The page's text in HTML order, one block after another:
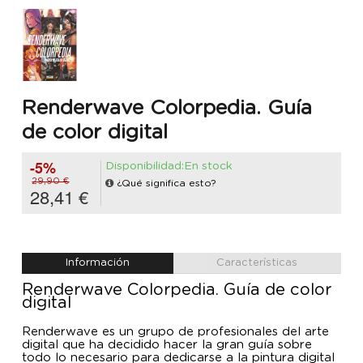
Renderwave Colorpedia. Guía
de color digital
-5%
29,90 €
28,41 €
Disponibilidad:En stock
¿Qué significa esto?
Información Características
Renderwave Colorpedia. Guía de color
digital
Renderwave es un grupo de profesionales del arte
digital que ha decidido hacer la gran guía sobre
todo lo necesario para dedicarse a la pintura digital